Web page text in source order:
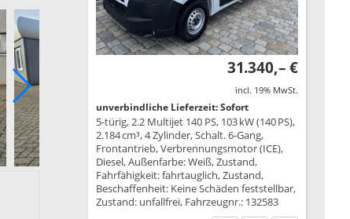
31.340,– €
incl. 19% MwSt.
unverbindliche Lieferzeit: Sofort
5-türig, 2.2 Multijet 140 PS, 103 kW (140 PS),
2.184 cm³, 4 Zylinder, Schalt. 6-Gang,
Frontantrieb, Verbrennungsmotor (ICE),
Diesel, Außenfarbe: Weiß, Zustand,
Fahrfähigkeit: fahrtauglich, Zustand,
Beschaffenheit: Keine Schäden feststellbar,
Zustand: unfallfrei, Fahrzeugnr.: 132583